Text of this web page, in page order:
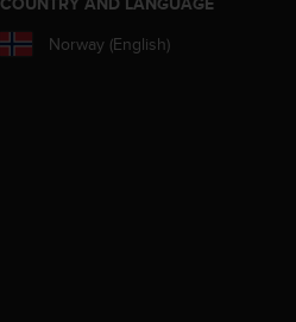
Norway (English)